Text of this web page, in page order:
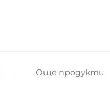
Още продукти